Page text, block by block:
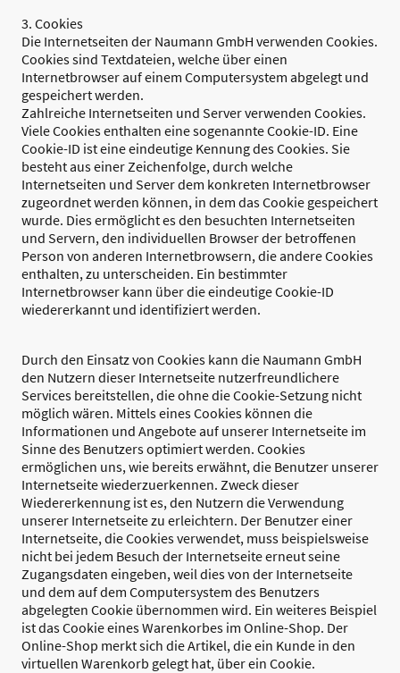
3. Cookies
Die Internetseiten der Naumann GmbH verwenden Cookies.
Cookies sind Textdateien, welche über einen
Internetbrowser auf einem Computersystem abgelegt und
gespeichert werden.
Zahlreiche Internetseiten und Server verwenden Cookies.
Viele Cookies enthalten eine sogenannte Cookie-ID. Eine
Cookie-ID ist eine eindeutige Kennung des Cookies. Sie
besteht aus einer Zeichenfolge, durch welche
Internetseiten und Server dem konkreten Internetbrowser
zugeordnet werden können, in dem das Cookie gespeichert
wurde. Dies ermöglicht es den besuchten Internetseiten
und Servern, den individuellen Browser der betroffenen
Person von anderen Internetbrowsern, die andere Cookies
enthalten, zu unterscheiden. Ein bestimmter
Internetbrowser kann über die eindeutige Cookie-ID
wiedererkannt und identifiziert werden.
Durch den Einsatz von Cookies kann die Naumann GmbH
den Nutzern dieser Internetseite nutzerfreundlichere
Services bereitstellen, die ohne die Cookie-Setzung nicht
möglich wären. Mittels eines Cookies können die
Informationen und Angebote auf unserer Internetseite im
Sinne des Benutzers optimiert werden. Cookies
ermöglichen uns, wie bereits erwähnt, die Benutzer unserer
Internetseite wiederzuerkennen. Zweck dieser
Wiedererkennung ist es, den Nutzern die Verwendung
unserer Internetseite zu erleichtern. Der Benutzer einer
Internetseite, die Cookies verwendet, muss beispielsweise
nicht bei jedem Besuch der Internetseite erneut seine
Zugangsdaten eingeben, weil dies von der Internetseite
und dem auf dem Computersystem des Benutzers
abgelegten Cookie übernommen wird. Ein weiteres Beispiel
ist das Cookie eines Warenkorbes im Online-Shop. Der
Online-Shop merkt sich die Artikel, die ein Kunde in den
virtuellen Warenkorb gelegt hat, über ein Cookie.